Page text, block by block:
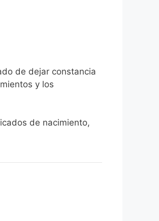
de dejar constancia
y los
de nacimiento,